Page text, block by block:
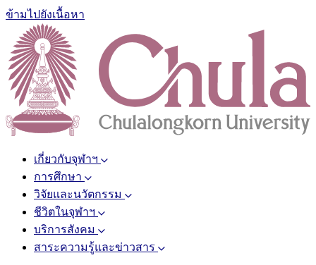
ข้ามไปยังเนื้อหา
เกี่ยวกับจุฬาฯ
การศึกษา
วิจัยและนวัตกรรม
ชีวิตในจุฬาฯ
บริการสังคม
สาระความรู้และข่าวสาร